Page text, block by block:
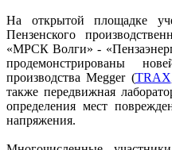
На открытой площадке
Пензенского
«МРСК Волги» -
продемонстрированы
производства Megger (TRAX
также передвижная
определения мест
напряжения.